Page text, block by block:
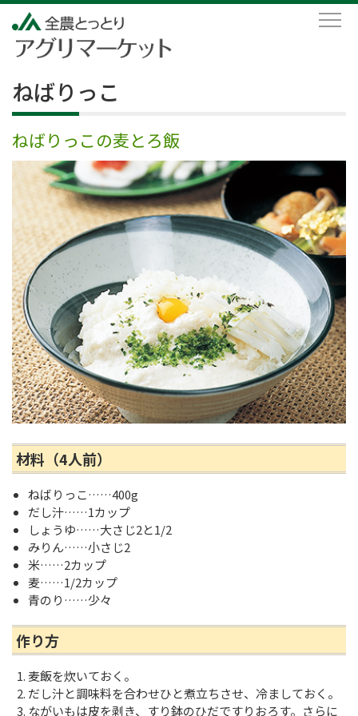
ねばりっこ
ねばりっこの麦とろ飯
材料（4人前）
ねばりっこ……400g
だし汁……1カップ
しょうゆ……大さじ2と1/2
みりん……小さじ2
米……2カップ
麦……1/2カップ
青のり……少々
作り方
麦飯を炊いておく。
だし汁と調味料を合わせひと煮立ちさせ、冷ましておく。
ながいもは皮を剥き、すり鉢のひだですりおろす。さらに